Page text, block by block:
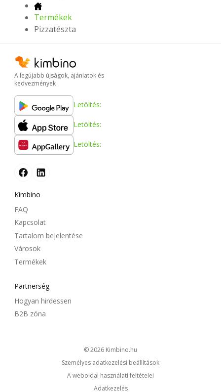
Termékek
Pizzatészta
A legújabb újságok, ajánlatok és
kedvezmények
Letöltés:
Letöltés:
Letöltés:
Kimbino
FAQ
Kapcsolat
Tartalom bejelentése
Városok
Termékek
Partnerség
Hogyan hirdessen
B2B zóna
© 2026
kimbino.hu
Személyes adatkezelési beállítások
A weboldal használati feltételei
Adatkezelés